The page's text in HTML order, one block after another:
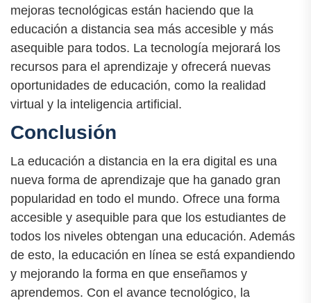
mejoras tecnológicas están haciendo que la
educación a distancia sea más accesible y más
asequible para todos. La tecnología mejorará los
recursos para el aprendizaje y ofrecerá nuevas
oportunidades de educación, como la realidad
virtual y la inteligencia artificial.
Conclusión
La educación a distancia en la era digital es una
nueva forma de aprendizaje que ha ganado gran
popularidad en todo el mundo. Ofrece una forma
accesible y asequible para que los estudiantes de
todos los niveles obtengan una educación. Además
de esto, la educación en línea se está expandiendo
y mejorando la forma en que enseñamos y
aprendemos. Con el avance tecnológico, la